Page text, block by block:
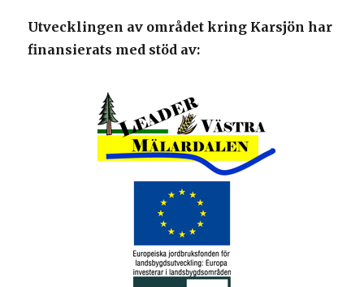
Utvecklingen av området kring Karsjön har
finansierats med stöd av: